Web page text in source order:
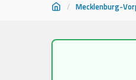
/ Mecklenburg-